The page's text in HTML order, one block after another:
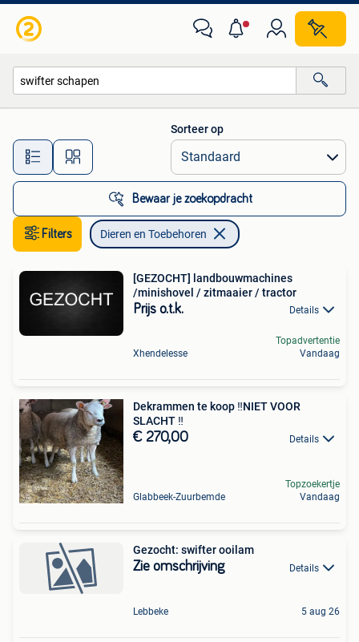
Alle afstanden…
Sorteer op
Bewaar je zoekopdracht
Filters Dieren en Toebehoren
[GEZOCHT] landbouwmachines
/minishovel / zitmaaier / tractor
Prijs o.t.k. Details
Xhendelesse
Topadvertentie
Vandaag
Dekrammen te koop ‼️NIET VOOR
SLACHT ‼️
€ 270,00 Details
Glabbeek-Zuurbemde
Topzoekertje
Vandaag
Gezocht: swifter ooilam
Zie omschrijving Details
Lebbeke 5 aug 26